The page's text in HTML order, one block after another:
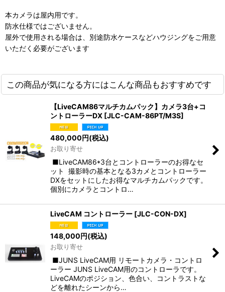
本カメラは屋内用です。
防水仕様ではございません。
屋外で使用される場合は、別途防水ケースなどハウジングをご用意
いただく必要がございます
この商品が気になる方にはこんな商品もおすすめです
【LiveCAM86マルチカムパック】カメラ3台+コ
ントローラーDX [JLC-CAM-86PT/M3S]
480,000円(税込)
お取り寄せ
■LiveCAM86*3台とコントローラーのお得なセ
ット 撮影時の基本となる3カメとコントローラー
DXをセットにしたお得なマルチカムパックです。
個別にカメラとコントロ…
LiveCAM コントローラー [JLC-CON-DX]
148,000円(税込)
お取り寄せ
■JUNS LiveCAM用 リモートカメラ・コントロ
ーラー JUNS LiveCAM用のコントローラです。
LiveCAMのポジション、色合い、コントラストな
どを離れたシーンから…